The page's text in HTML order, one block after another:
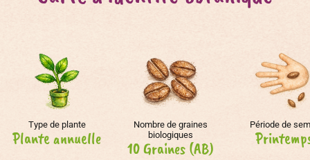
Type de plante
Plante annuelle
Nombre de graines
biologiques
10 Graines (AB)
Période de